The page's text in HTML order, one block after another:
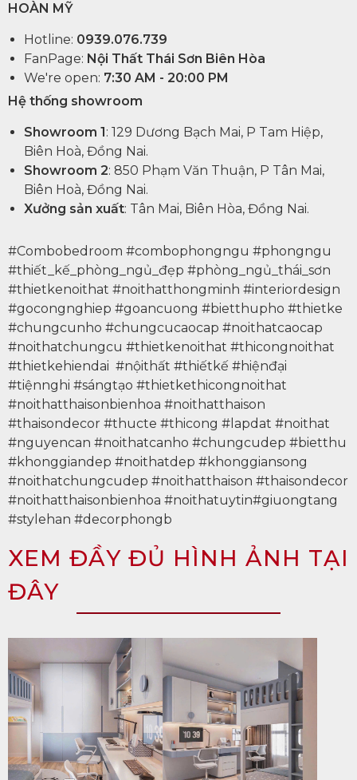
HOÀN MỸ
Hotline: 0939.076.739
FanPage: Nội Thất Thái Sơn Biên Hòa
We're open: 7:30 AM - 20:00 PM
Hệ thống showroom
Showroom 1: 129 Dương Bạch Mai, P Tam Hiệp,
Biên Hoà, Đồng Nai.
Showroom 2: 850 Phạm Văn Thuận, P Tân Mai,
Biên Hoà, Đồng Nai.
Xưởng sản xuất: Tân Mai, Biên Hòa, Đồng Nai.
#Combobedroom #combophongngu #phongngu
#thiết_kế_phòng_ngủ_đẹp #phòng_ngủ_thái_sơn
#thietkenoithat #noithatthongminh #interiordesign
#gocongnghiep #goancuong #bietthupho #thietke
#chungcunho #chungcucaocap #noithatcaocap
#noithatchungcu #thietkenoithat #thicongnoithat
#thietkehiendai #nộithất #thiếtkế #hiệnđại
#tiệnnghi #sángtạo #thietkethicongnoithat
#noithatthaisonbienhoa #noithatthaison
#thaisondecor #thucte #thicong #lapdat #noithat
#nguyencan #noithatcanho #chungcudep #bietthu
#khonggiandep #noithatdep #khonggiansong
#noithatchungcudep #noithatthaison #thaisondecor
#noithatthaisonbienhoa #noithatuytin#giuongtang
#stylehan #decorphongb
XEM ĐẦY ĐỦ HÌNH ẢNH TẠI
ĐÂY